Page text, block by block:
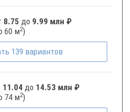
8.75 до 9.99 млн ₽
60 м2)
139 вариантов
11.04 до 14.53 млн ₽
74 м2)